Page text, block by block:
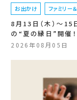
お出かけ ファミリー
8月13日（木）〜15
の“夏の縁日”開催
2026年08月05日